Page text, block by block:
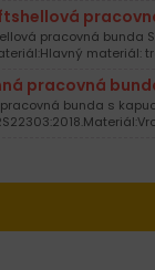
pracovná bunda
pracovná
bunda s